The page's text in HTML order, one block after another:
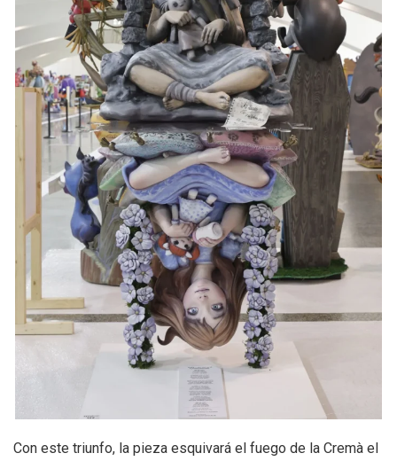
Con este triunfo, la pieza esquivará el fuego de la Cremà el